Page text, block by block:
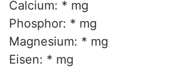
Calcium: * mg
Phosphor: * mg
Magnesium: * mg
Eisen: * mg